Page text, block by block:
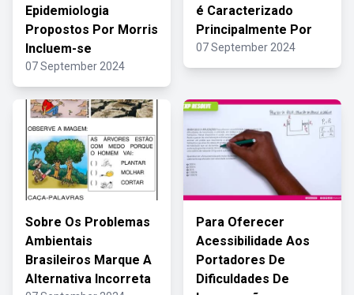
Epidemiologia
Propostos Por Morris
Incluem-se
07 September 2024
é Caracterizado
Principalmente Por
07 September 2024
Sobre Os Problemas
Ambientais
Brasileiros Marque A
Alternativa Incorreta
Para Oferecer
Acessibilidade Aos
Portadores De
Dificuldades De